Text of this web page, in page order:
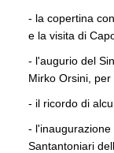
- la copertina
e la visita di
- l'augurio del
Mirko Orsini,
- il ricordo di
-
Santantoniari